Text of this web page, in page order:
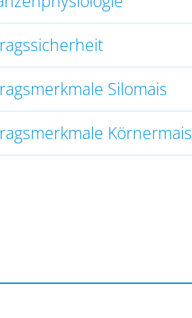
Silomais
Körnermais